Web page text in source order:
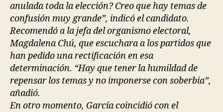
anulada toda la elección? Creo que hay temas de
confusión muy grande”, indicó el candidato.
Recomendó a la jefa del organismo electoral,
Magdalena Chú, que escuchara a los partidos que
han pedido una rectificación en esa
determinación. “Hay que tener la humildad de
repensar los temas y no imponerse con soberbia”,
añadió.
En otro momento, García coincidió con el